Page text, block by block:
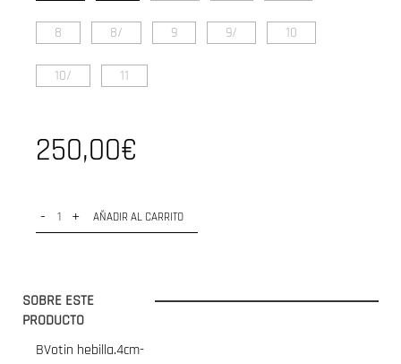
8 8/ 9 9/ 10
10/ 11
250,00€
- + AÑADIR AL CARRITO
SOBRE ESTE
PRODUCTO
BVotin hebilla.4cm-